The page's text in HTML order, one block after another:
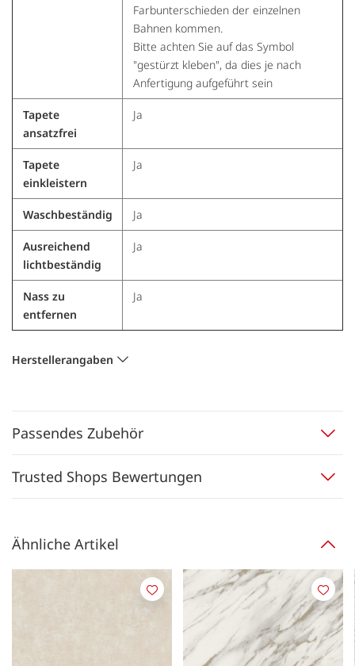
Farbunterschieden der einzelnen
Bahnen kommen.
Bitte achten Sie auf das Symbol
"gestürzt kleben", da dies je nach
Anfertigung aufgeführt sein
Tapete
ansatzfrei
Ja
Tapete
einkleistern
Ja
Waschbeständig Ja
Ausreichend
lichtbeständig
Ja
Nass zu
entfernen
Ja
Herstellerangaben
Passendes Zubehör
Trusted Shops Bewertungen
Ähnliche Artikel
Merken